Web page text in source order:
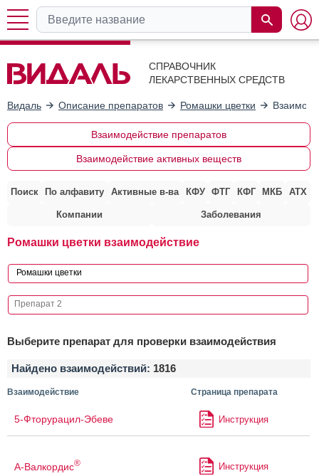
СПРАВОЧНИК
ЛЕКАРСТВЕННЫХ СРЕДСТВ
Видаль Описание препаратов Ромашки цветки
Взаимодействие препаратов
Взаимодействие активных веществ
Поиск По алфавиту Активные в-ва КФУ ФТГ КФГ МКБ АТХ
Компании Заболевания
Ромашки цветки взаимодействие
Выберите препарат для проверки взаимодействия
Найдено взаимодействий: 1816
Взаимодействие Страница препарата
5-Фторурацил-Эбеве Инструкция
А-Валкордис® Инструкция